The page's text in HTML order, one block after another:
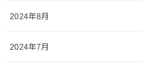
2024年8月
2024年7月